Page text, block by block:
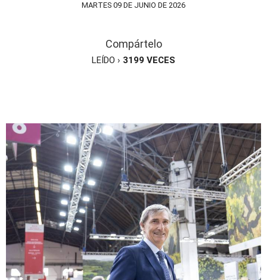
MARTES 09 DE JUNIO DE 2026
Compártelo
LEÍDO › 3199 VECES